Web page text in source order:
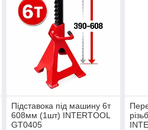
Підставока під машину 6т
608мм (1шт) INTERTOOL
GT0405